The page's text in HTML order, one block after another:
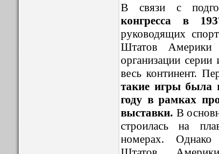
В связи с
конгресса в
руководящих
Штатов
организации
весь континент.
такие игры была
году в рамках
выставки. В
строилась на
номерах. Однако